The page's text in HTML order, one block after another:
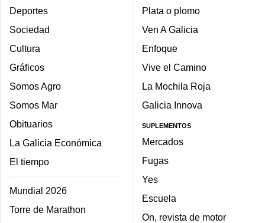
Deportes
Sociedad
Cultura
Gráficos
Somos Agro
Somos Mar
Obituarios
La Galicia Económica
El tiempo
Mundial 2026
Torre de Marathon
Plata o plomo
Ven A Galicia
Enfoque
Vive el Camino
La Mochila Roja
Galicia Innova
SUPLEMENTOS
Mercados
Fugas
Yes
Escuela
On, revista de motor